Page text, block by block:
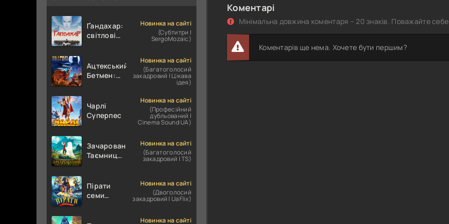
Коментарі
Мінімальна довжина коментаря – 20 знаків. Поважайте себе
Коментарів ще нема. Хочете бути першим?
Ґандахар:
світлові
Новинка на сайті
(Субтитри |
SergoMozaic)
Ацтекський
Бетмен:
Новинка на сайті
(Багатоголосий
закадровий | Цікава
ідея)
Чарлі
Суперпес
Новинка на сайті
(Професійний
дубльований |
Cinema Sound UA)
Зачарований.
Таємниця
Новинка на сайті
(Багатоголосий
закадровий | TS)
Пірати
семи
Новинка на сайті
(Двоголосий
закадровий | UaFlix)
Новинка на сайті